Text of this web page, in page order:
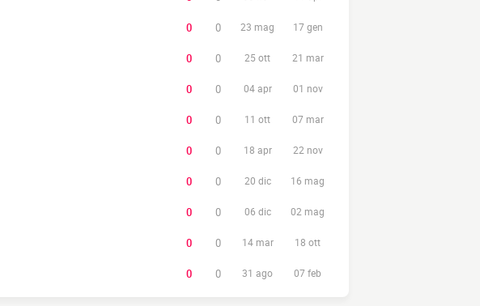
0 0 23 mag 17 gen
0 0 25 ott 21 mar
0 0 04 apr 01 nov
0 0 11 ott 07 mar
0 0 18 apr 22 nov
0 0 20 dic 16 mag
0 0 06 dic 02 mag
0 0 14 mar 18 ott
0 0 31 ago 07 feb